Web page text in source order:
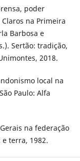
poder
na Primeira
Barbosa e
Sertão: tradição,
2018.
local na
Paulo: Alfa
na federação
e terra, 1982.